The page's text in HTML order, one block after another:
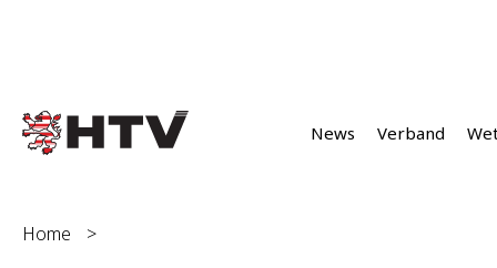
News Verband
Home >